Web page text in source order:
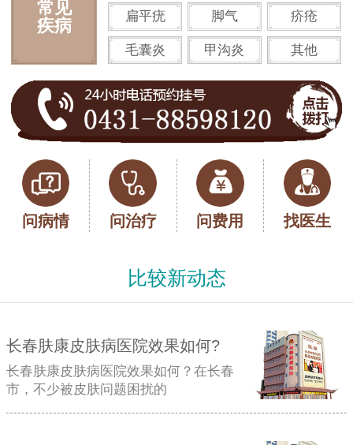
常见
疾病
扁平疣 脚气 疥疮
毛囊炎 甲沟炎 其他
问病情 问治疗 问费用 找医生
比较新动态
长春肤康皮肤病医院效果如何?
长春肤康皮肤病医院效果如何？在长春
市，不少被皮肤问题困扰的